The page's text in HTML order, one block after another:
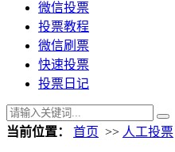
微信投票
投票教程
微信刷票
快速投票
投票日记
当前位置： 首页 >> 人工投票